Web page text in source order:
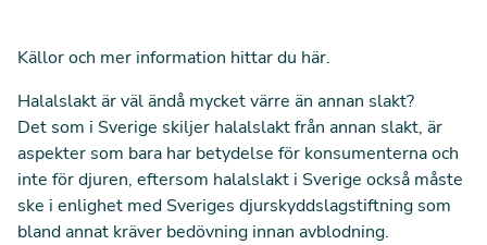
Källor och mer information hittar du här.
Halalslakt är väl ändå mycket värre än annan slakt?
Det som i Sverige skiljer halalslakt från annan slakt, är
aspekter som bara har betydelse för konsumenterna och
inte för djuren, eftersom halalslakt i Sverige också måste
ske i enlighet med Sveriges djurskyddslagstiftning som
bland annat kräver bedövning innan avblodning.